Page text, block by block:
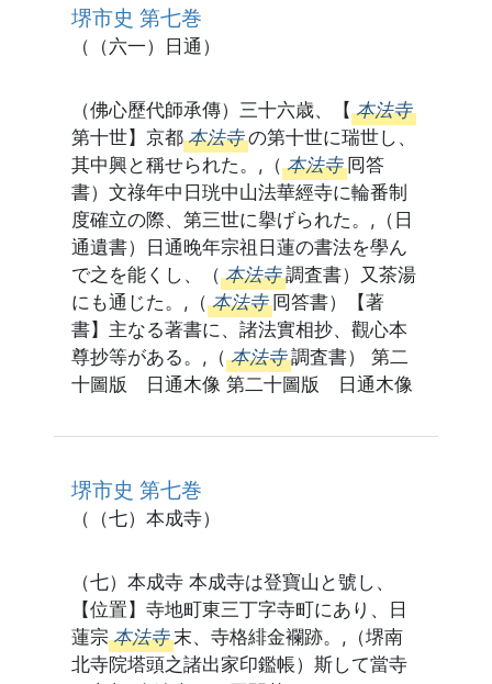
堺市史 第七巻
（（六一）日通）
（佛心歷代師承傳）三十六歳、【 本法寺
第十世】京都 本法寺 の第十世に瑞世し、
其中興と稱せられた。,（ 本法寺 囘答
書）文祿年中日珖中山法華經寺に輪番制
度確立の際、第三世に擧げられた。,（日
通遺書）日通晚年宗祖日蓮の書法を學ん
で之を能くし、（ 本法寺 調査書）又茶湯
にも通じた。,（ 本法寺 囘答書）【著
書】主なる著書に、諸法實相抄、觀心本
尊抄等がある。,（ 本法寺 調査書） 第二
十圖版 日通木像 第二十圖版 日通木像
堺市史 第七巻
（（七）本成寺）
（七）本成寺 本成寺は登寶山と號し、
【位置】寺地町東三丁字寺町にあり、日
蓮宗 本法寺 末、寺格緋金襴跡。,（堺南
北寺院塔頭之諸出家印鑑帳）斯して當寺